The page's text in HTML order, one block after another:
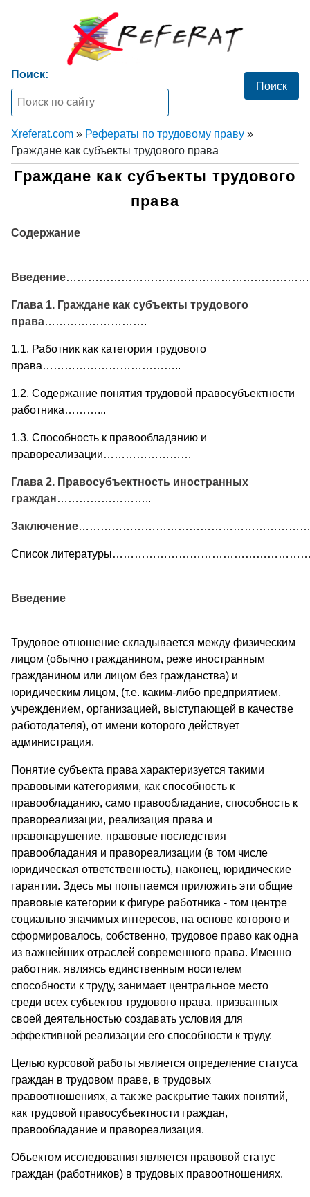
Поиск:
Xreferat.com » Рефераты по трудовому праву »
Граждане как субъекты трудового права
Граждане как субъекты трудового
права
Содержание
Введение
Глава 1. Граждане как субъекты трудового
права……………………….
1.1. Работник как категория трудового
права………………………………..
1.2. Содержание понятия трудовой правосубъектности
работника………...
1.3. Способность к правообладанию и
правореализации……………………
Глава 2. Правосубъектность иностранных
граждан……………………..
Заключение
Список
Введение
Трудовое отношение складывается между физическим
лицом (обычно гражданином, реже иностранным
гражданином или лицом без гражданства) и
юридическим лицом, (т.е. каким-либо предприятием,
учреждением, организацией, выступающей в качестве
работодателя), от имени которого действует
администрация.
Понятие субъекта права характеризуется такими
правовыми категориями, как способность к
правообладанию, само правообладание, способность к
правореализации, реализация права и
правонарушение, правовые последствия
правообладания и правореализации (в том числе
юридическая ответственность), наконец, юридические
гарантии. Здесь мы попытаемся приложить эти общие
правовые категории к фигуре работника - том центре
социально значимых интересов, на основе которого и
сформировалось, собственно, трудовое право как одна
из важнейших отраслей современного права. Именно
работник, являясь единственным носителем
способности к труду, занимает центральное место
среди всех субъектов трудового права, призванных
своей деятельностью создавать условия для
эффективной реализации его способности к труду.
Целью курсовой работы является определение статуса
граждан в трудовом праве, в трудовых
правоотношениях, а так же раскрытие таких понятий,
как трудовой правосубъектности граждан,
правообладание и правореализация.
Объектом исследования является правовой статус
граждан (работников) в трудовых правоотношениях.